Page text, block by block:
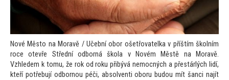
Nové Město na Moravě / Učební obor ošetřovatelka v příštím školním
roce otevře Střední odborná škola v Novém Městě na Moravě.
Vzhledem k tomu, že rok od roku přibývá nemocných a přestárlých lidí,
kteří potřebují odbornou péči, absolventi oboru budou mít šanci najít